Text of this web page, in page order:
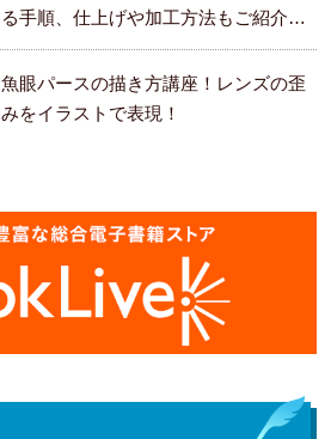
る手順、仕上げや加工方法もご紹介し
ます。
魚眼パースの描き方講座！レンズの歪
みをイラストで表現！